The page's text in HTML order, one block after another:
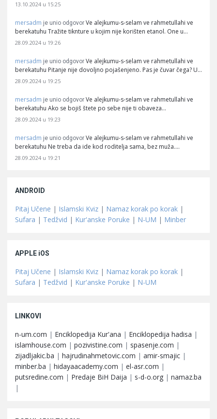
13.10.2024 u 15:25
mersadm je unio odgovor Ve alejkumu-s-selam ve rahmetullahi ve
berekatuhu Tražite tiknture u kojim nije korišten etanol. One u…
28.09.2024 u 19:26
mersadm je unio odgovor Ve alejkumu-s-selam ve rahmetullahi ve
berekatuhu Pitanje nije dovoljno pojašenjeno. Pas je čuvar čega? U…
28.09.2024 u 19:25
mersadm je unio odgovor Ve alejkumu-s-selam ve rahmetullahi ve
berekatuhu Ako se bojiš štete po sebe nije ti obaveza…
28.09.2024 u 19:23
mersadm je unio odgovor Ve alejkumu-s-selam ve rahmetullahi ve
berekatuhu Ne treba da ide kod roditelja sama, bez muža.…
28.09.2024 u 19:21
ANDROID
Pitaj Učene | Islamski Kviz | Namaz korak po korak |
Sufara | Tedžvid | Kur'anske Poruke | N-UM | Minber
APPLE iOS
Pitaj Učene | Islamski Kviz | Namaz korak po korak |
Sufara | Tedžvid | Kur'anske Poruke | N-UM
LINKOVI
n-um.com | Enciklopedija Kur'ana | Enciklopedija hadisa |
islamhouse.com | pozivistine.com | spasenje.com |
zijadljakic.ba | hajrudinahmetovic.com | amir-smajic |
minber.ba | hidayaacademy.com | el-asr.com |
putsredine.com | Predaje BiH Daija | s-d-o.org | namaz.ba
|